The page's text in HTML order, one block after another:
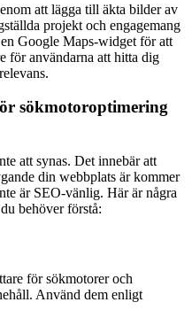
att lägga till äkta bilder av
projekt och engagemang
Google Maps-widget för att
för användarna att hitta dig
sökmotoroptimering
att synas. Det innebär att
din webbplats är kommer
är SEO-vänlig. Här är några
behöver förstå:
för sökmotorer och
Använd dem enligt